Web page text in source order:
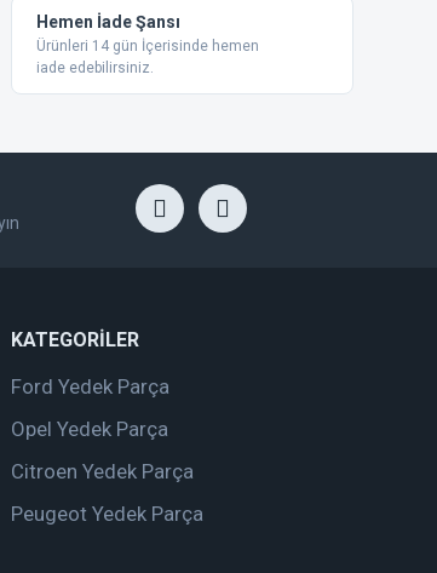
Hemen İade Şansı
Ürünleri 14 gün İçerisinde hemen
iade edebilirsiniz.
KATEGORİLER
Ford Yedek Parça
Opel Yedek Parça
Citroen Yedek Parça
Peugeot Yedek Parça